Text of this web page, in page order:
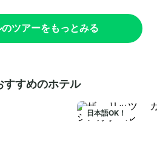
ツアーをもっとみる
すすめのホテル
日本語OK！